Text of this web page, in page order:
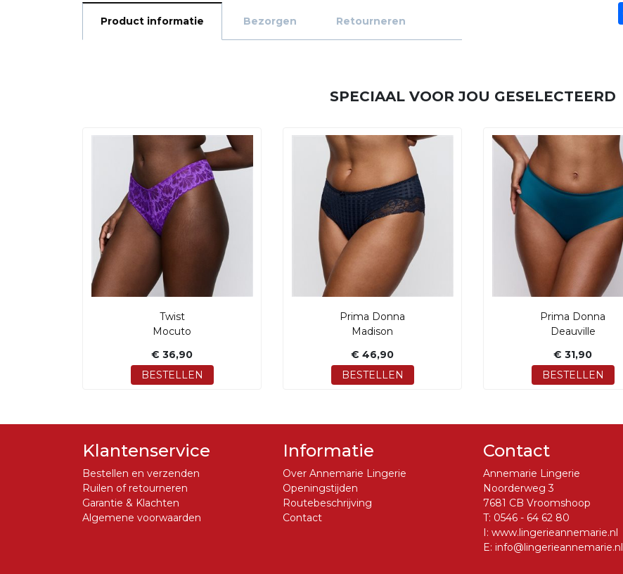
Product informatie Bezorgen Retourneren
SPECIAAL VOOR JOU GESELECTEERD
Twist
Mocuto
€ 36,90
BESTELLEN
Prima Donna
Madison
€ 46,90
BESTELLEN
Prima Donna
Deauville
€ 31,90
BESTELLEN
Klantenservice
Bestellen en verzenden
Ruilen of retourneren
Garantie & Klachten
Algemene voorwaarden
Informatie
Over Annemarie Lingerie
Openingstijden
Routebeschrijving
Contact
Contact
Annemarie Lingerie
Noorderweg 3
7681 CB Vroomshoop
T: 0546 - 64 62 80
I: www.lingerieannemarie.nl
E: info@lingerieannemarie.nl